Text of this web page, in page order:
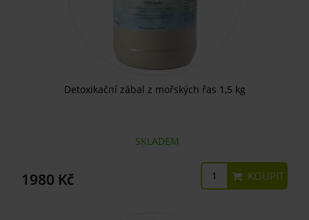
Detoxikační zábal z mořských řas 1,5 kg
SKLADEM
1980 Kč KOUPIT